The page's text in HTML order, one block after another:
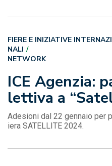
ICE Agenzia:
lettiva a
FIERE E INIZIATIVE
NALI
NETWORK
Adesioni dal 22 gennaio per
iera SATELLITE 2024.